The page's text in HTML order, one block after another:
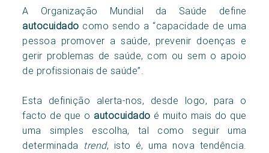
A Organização Mundial da Saúde define
autocuidado como sendo a “capacidade de uma
pessoa promover a saúde, prevenir doenças e
gerir problemas de saúde, com ou sem o apoio
de profissionais de saúde”.
Esta definição alerta-nos, desde logo, para o
facto de que o autocuidado é muito mais do que
uma simples escolha, tal como seguir uma
determinada trend, isto é, uma nova tendência.